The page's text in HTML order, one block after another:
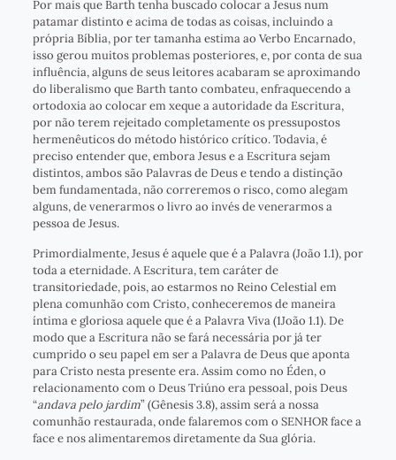
Por mais que Barth tenha buscado colocar a Jesus num
patamar distinto e acima de todas as coisas, incluindo a
própria Bíblia, por ter tamanha estima ao Verbo Encarnado,
isso gerou muitos problemas posteriores, e, por conta de sua
influência, alguns de seus leitores acabaram se aproximando
do liberalismo que Barth tanto combateu, enfraquecendo a
ortodoxia ao colocar em xeque a autoridade da Escritura,
por não terem rejeitado completamente os pressupostos
hermenêuticos do método histórico crítico. Todavia, é
preciso entender que, embora Jesus e a Escritura sejam
distintos, ambos são Palavras de Deus e tendo a distinção
bem fundamentada, não correremos o risco, como alegam
alguns, de venerarmos o livro ao invés de venerarmos a
pessoa de Jesus.
Primordialmente, Jesus é aquele que é a Palavra (João 1.1), por
toda a eternidade. A Escritura, tem caráter de
transitoriedade, pois, ao estarmos no Reino Celestial em
plena comunhão com Cristo, conheceremos de maneira
íntima e gloriosa aquele que é a Palavra Viva (1João 1.1). De
modo que a Escritura não se fará necessária por já ter
cumprido o seu papel em ser a Palavra de Deus que aponta
para Cristo nesta presente era. Assim como no Éden, o
relacionamento com o Deus Triúno era pessoal, pois Deus
“andava pelo jardim” (Gênesis 3.8), assim será a nossa
comunhão restaurada, onde falaremos com o SENHOR face a
face e nos alimentaremos diretamente da Sua glória.